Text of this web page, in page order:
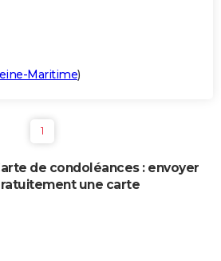
Maritime)
1
de condoléances : envoyer
une carte